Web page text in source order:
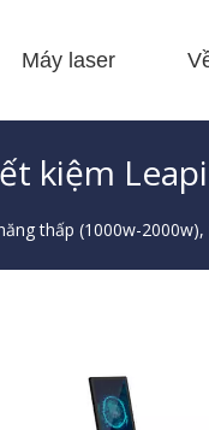
Máy laser
kiệm
thấp (1000w-